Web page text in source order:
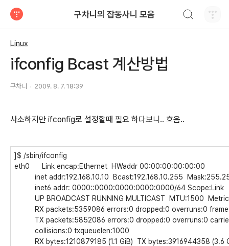
구차니의 잡동사니 모음
Linux
ifconfig Bcast 계산방법
구차니 2009. 8. 7. 18:39
사소하지만 ifconfig로 설정할때 필요 하다보니.. 흐음..
]$ /sbin/ifconfig
eth0 Link encap:Ethernet HWaddr 00:00:00:00:00:00
inet addr:192.168.10.10 Bcast:192.168.10.255
inet6 addr: 0000::0000:0000:0000:0000/64 Scope:Link
UP BROADCAST RUNNING MULTICAST MTU:1500
RX packets:5359086 errors:0 dropped:0 overruns:0
TX packets:5852086 errors:0 dropped:0 overruns:0
collisions:0 txqueuelen:1000
RX bytes:1210879185 (1.1 GiB) TX bytes:3916944358 (3.6